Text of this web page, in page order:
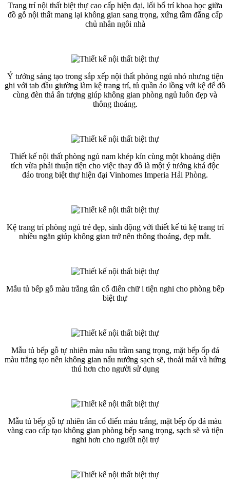
Trang trí nội thất biệt thự cao cấp hiện đại, lối bố trí khoa học giữa
đồ gỗ nội thất mang lại không gian sang trọng, xứng tầm đẳng cấp
chủ nhân ngôi nhà
Ý tưởng sáng tạo trong sắp xếp nội thất phòng ngủ nhỏ nhưng tiện
ghi với tab đầu giường làm kệ trang trí, tủ quần áo lồng với kệ để đồ
cùng đèn thả ấn tượng giúp không gian phòng ngủ luôn đẹp và
thông thoáng.
Thiết kế nội thất phòng ngủ nam khép kín cùng một khoảng diện
tích vừa phải thuận tiện cho việc thay đồ là một ý tưởng khá độc
đáo trong biệt thự hiện đại Vinhomes Imperia Hải Phòng.
Kệ trang trí phòng ngủ trẻ đẹp, sinh động với thiết kế tủ kệ trang trí
nhiều ngăn giúp không gian trở nên thông thoáng, đẹp mắt.
Mẫu tủ bếp gỗ màu trắng tân cổ điển chữ i tiện nghi cho phòng bếp
biệt thự
Mẫu tủ bếp gỗ tự nhiên màu nâu trầm sang trọng, mặt bếp ốp đá
màu trắng tạo nên không gian nấu nướng sạch sẽ, thoải mái và hứng
thú hơn cho người sử dụng
Mẫu tủ bếp gỗ tự nhiên tân cổ điển màu trắng, mặt bếp ốp đá màu
vàng cao cấp tạo không gian phòng bếp sang trọng, sạch sẽ và tiện
nghi hơn cho người nội trợ